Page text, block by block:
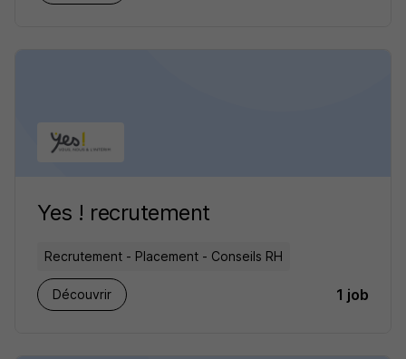
Yes ! recrutement
Recrutement - Placement - Conseils RH
Découvrir 1 job